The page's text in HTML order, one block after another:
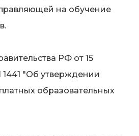
на обучение
РФ от 15
1441 "Об утверждении
образовательных